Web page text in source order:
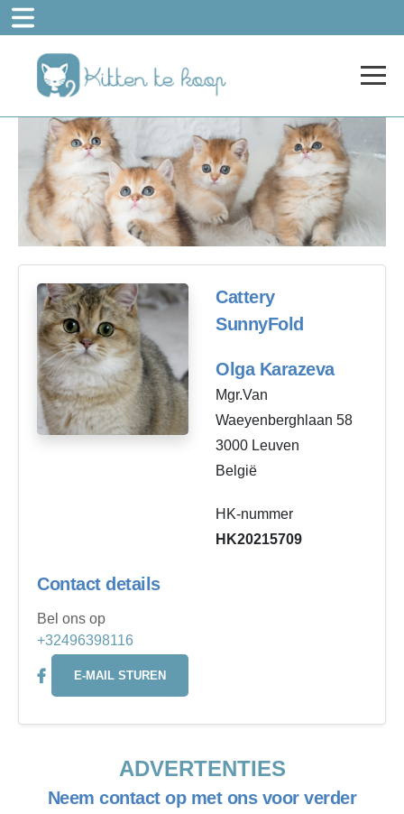
Cattery
SunnyFold
Olga Karazeva
Mgr.Van
Waeyenberghlaan 58
3000 Leuven
België
HK-nummer
HK20215709
Contact details
Bel ons op
+32496398116
E-MAIL STUREN
ADVERTENTIES
Neem contact op met ons voor verder